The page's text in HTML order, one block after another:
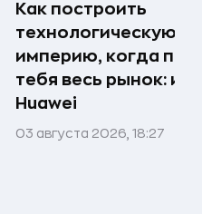
Как построить
технологическую
империю, когда
тебя весь рынок:
Huawei
03 августа 2026, 18:27